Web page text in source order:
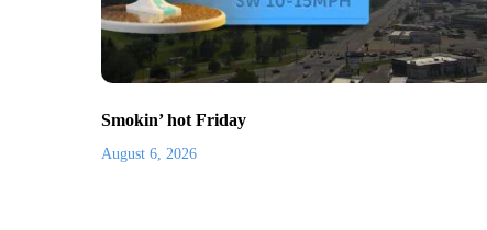
Smokin’ hot Friday
August 6, 2026